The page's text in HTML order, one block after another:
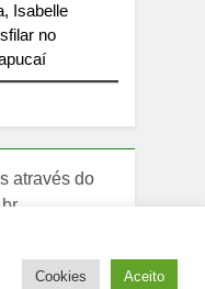
Isabelle
no
através do
Cookies Aceito